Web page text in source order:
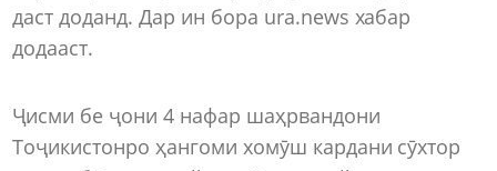
даст доданд. Дар ин бора ura.news хабар
додааст.
Ҷисми бе ҷони 4 нафар шаҳрвандони
Тоҷикистонро ҳангоми хомӯш кардани сӯхтор